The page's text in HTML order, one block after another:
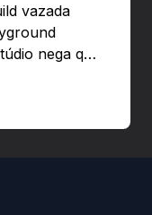
vazada
nega que
versões não